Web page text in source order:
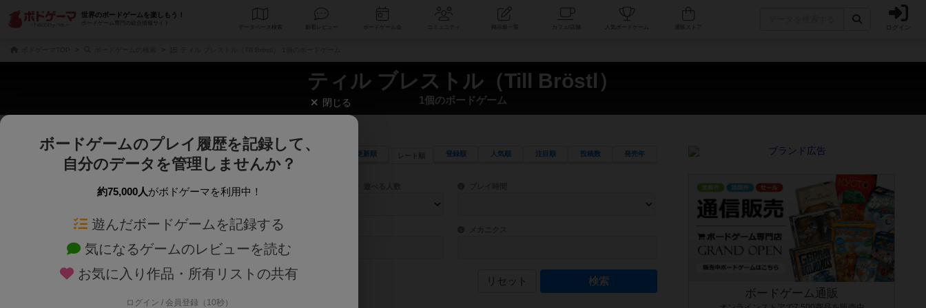
世界のボードゲームを楽しもう！
ボードゲーム専門の総合情報サイト
データベース コミュニティ 人気ボードゲーム ログイン
ティル ブレストル（Till Bröstl）
1個のボードゲーム
じっくり表示 更新順 登録順 人気順 注目順 投稿数 発売年
商品名、商品説明文、デザイナー名、テーマ名、メカニクス名を対象にフリーワード検索ができます。
ゲームデザイナー名を指定して検索できます。
ゲームデザイナー 目安となる所要時間を指定することができます。マニュアルを読む時間や参加者へのルール説明時間は含まれていないため、初めて
対象年齢を指定します。 世界観や登場人物などモチーフ・ストーリーを指定することができます。直感的にゲームシステムを理解できるよう、中世ファンタジー・クッキング・海賊同士の対決など、ゲームコンセプトを絞
テーマ/フレーバー ゲーム性を構成するコアシステムです。主にボードゲームに慣れている方向けの絞込機能です。例えば「ダイスロール」はランダ
リセット
ボードゲーム通販
閉じる
ボードゲームのプレイ履歴を記録して、
自分のデータを管理しませんか？
約75,000人がボドゲーマを利用中！
遊んだボードゲームを記録する
気になるゲームのレビューを読む
お気に入り作品・所有リストの共有
ログイン / 会員登録（10秒）